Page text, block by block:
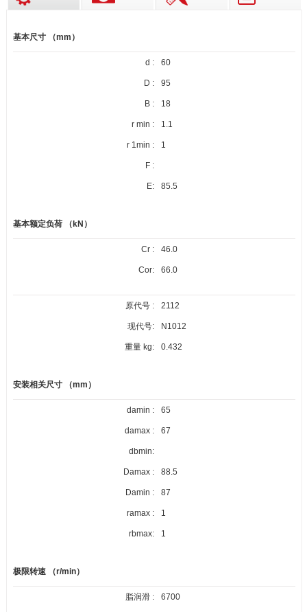
基本尺寸 （mm）
d : 60
D : 95
B : 18
r min : 1.1
r 1min : 1
F :
E: 85.5
基本额定负荷 （kN）
Cr : 46.0
Cor: 66.0
原代号 : 2112
现代号: N1012
重量 kg: 0.432
安装相关尺寸 （mm）
damin : 65
damax : 67
dbmin:
Damax : 88.5
Damin : 87
ramax : 1
rbmax: 1
极限转速 （r/min）
脂润滑 : 6700